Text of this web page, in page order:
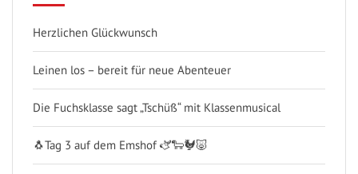
Herzlichen Glückwunsch
Leinen los – bereit für neue Abenteuer
Die Fuchsklasse sagt „Tschüß“ mit Klassenmusical
🐧Tag 3 auf dem Emshof 🫏🐑🐓🐷